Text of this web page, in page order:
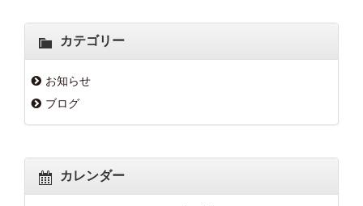
カテゴリー
お知らせ
ブログ
カレンダー